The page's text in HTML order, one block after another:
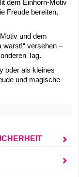
dem Einhorn-Motiv
Freude bereiten,
und dem
warst!“ versehen –
Tag.
oder als kleines
und magische